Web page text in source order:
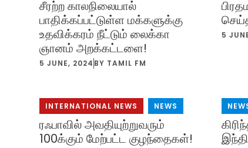
சீரற்ற காலநிலையால்
பாதிக்கப்பட்டுள்ள மக்களுக்கு
உதவிக்கரம் நீட்டும் லைக்கா
ஞானம் அறக்கட்டளை!
5 JUNE, 2024 BY TAMIL FM
5
INTERNATIONAL NEWS NEWS
ரஃபாவில் அவதியுற்றுவரும்
100க்கும் மேற்பட்ட குழந்தைகள்!